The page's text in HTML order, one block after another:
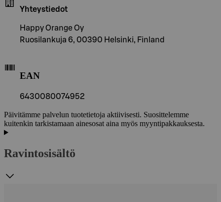
Yhteystiedot
Happy Orange Oy
Ruosilankuja 6, 00390 Helsinki, Finland
EAN
6430080074952
Päivitämme palvelun tuotetietoja aktiivisesti. Suosittelemme
kuitenkin tarkistamaan ainesosat aina myös myyntipakkauksesta.
Ravintosisältö